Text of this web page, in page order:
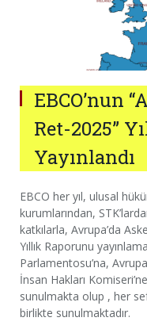
EBCO’nun
Ret-2025”
Yayınlandı
EBCO her yıl, ulusal
kurumlarından,
katkılarla, Avrupa’da
Yıllık Raporunu
Parlamentosu’na,
İnsan Hakları
sunulmakta olup , her
birlikte sunulmaktadır.